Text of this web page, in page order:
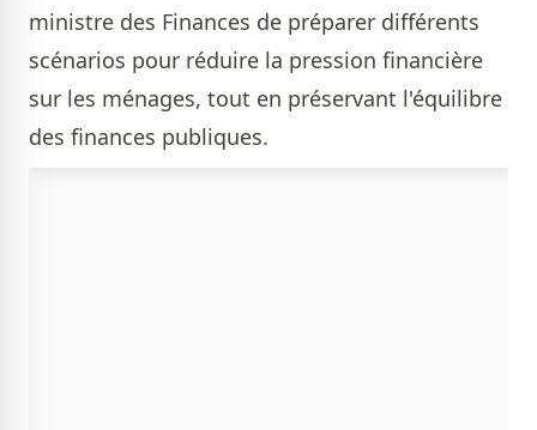
ministre des Finances de préparer différents
scénarios pour réduire la pression financière
sur les ménages, tout en préservant l'équilibre
des finances publiques.